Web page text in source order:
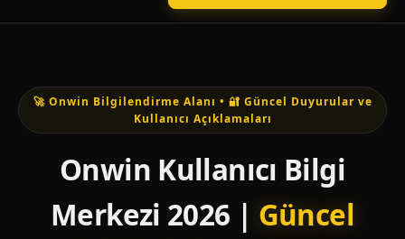
🚀 Onwin Bilgilendirme Alanı • 🔐 Güncel Duyurular ve
Kullanıcı Açıklamaları
Onwin Kullanıcı Bilgi
Merkezi 2026 | Güncel